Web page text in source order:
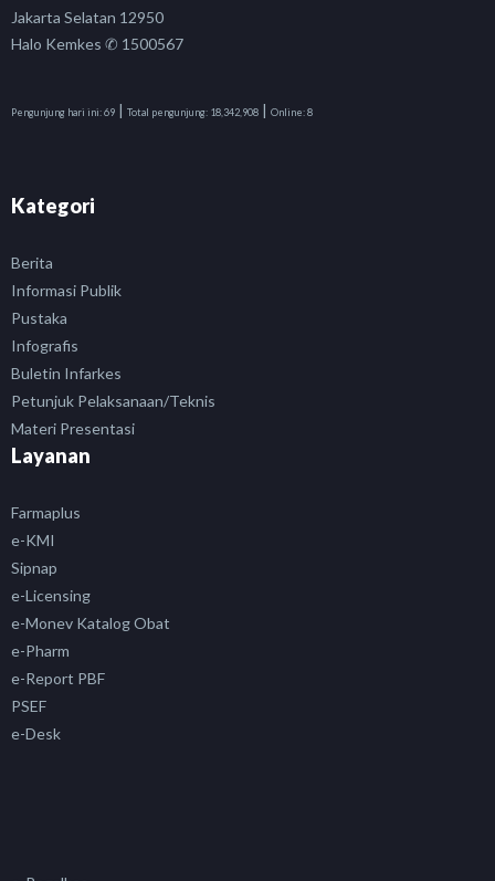
Jakarta Selatan 12950
Halo Kemkes ✆ 1500567
Pengunjung hari ini:69 | Total pengunjung: 18,342,908 | Online:8
Kategori
Berita
Informasi Publik
Pustaka
Infografis
Buletin Infarkes
Petunjuk Pelaksanaan/Teknis
Materi Presentasi
Layanan
Farmaplus
e-KMI
Sipnap
e-Licensing
e-Monev Katalog Obat
e-Pharm
e-Report PBF
PSEF
e-Desk